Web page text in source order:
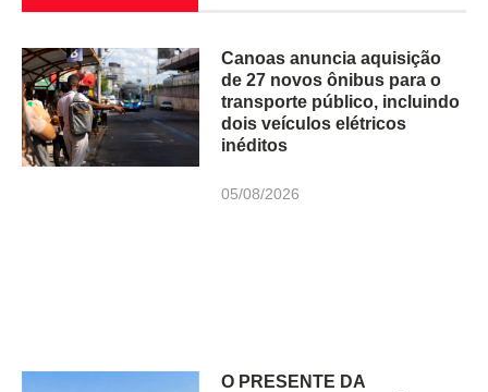
Canoas anuncia aquisição
de 27 novos ônibus para o
transporte público, incluindo
dois veículos elétricos
inéditos
05/08/2026
O PRESENTE DA